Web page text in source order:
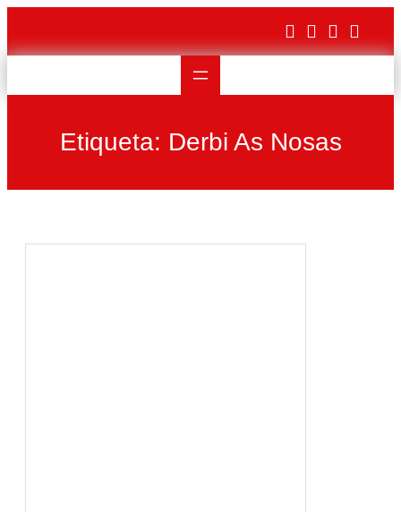
contenido
Etiqueta: Derbi As Nosas